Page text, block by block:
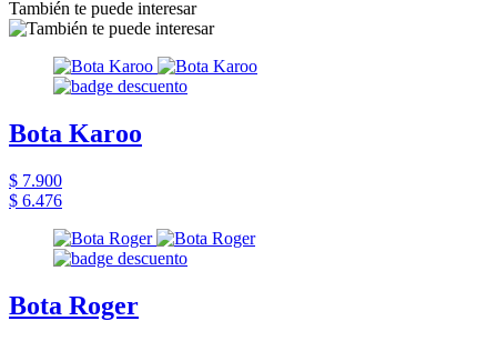
También te puede interesar
Bota Karoo
$ 7.900
$ 6.476
Bota Roger